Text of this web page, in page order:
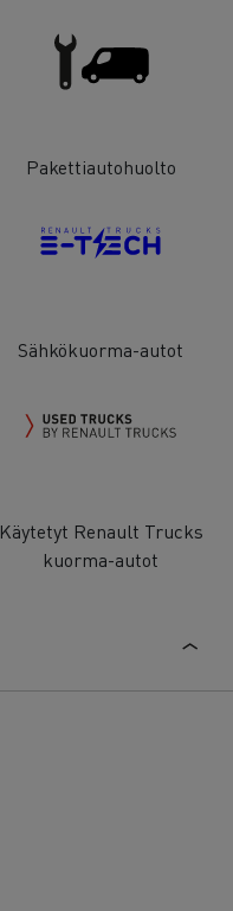
Pakettiautohuolto
Sähkökuorma-autot
Käytetyt Renault Trucks
kuorma-autot